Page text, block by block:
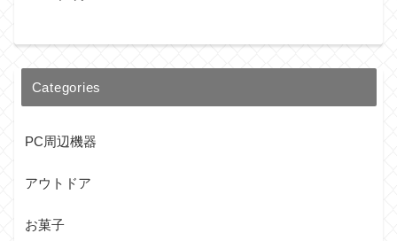
Categories
PC周辺機器
アウトドア
お菓子